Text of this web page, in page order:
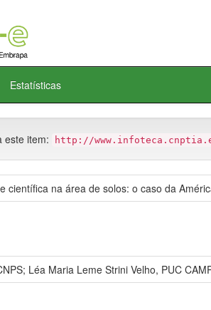
Estatísticas
este item: http://
científica na área de solos: o caso da
Léa Maria Leme Strini Velho, PUC